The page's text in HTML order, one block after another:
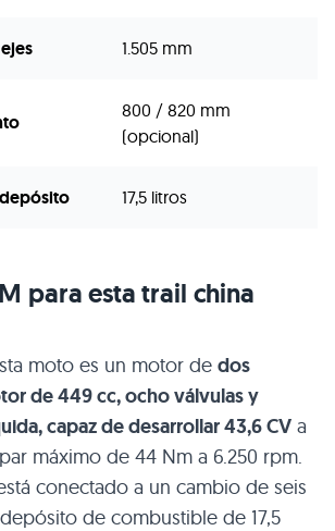
1.505 mm
800 / 820 mm
(opcional)
17,5 litros
para esta trail china
moto es un motor de dos
de 449 cc, ocho válvulas y
capaz de desarrollar 43,6 CV a
máximo de 44 Nm a 6.250 rpm.
conectado a un cambio de seis
de combustible de 17,5